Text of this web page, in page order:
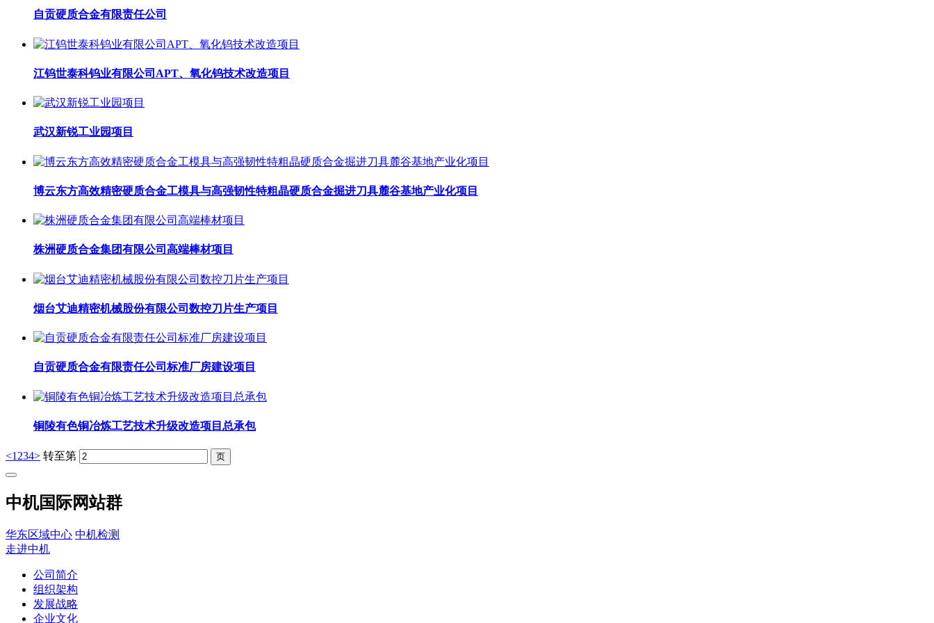
自贡硬质合金有限责任公司
江钨世泰科钨业有限公司APT、氧化钨技术改造项目
武汉新锐工业园项目
博云东方高效精密硬质合金工模具与高强韧性特粗晶硬质合金掘进刀具麓谷基地产业化项目
株洲硬质合金集团有限公司高端棒材项目
烟台艾迪精密机械股份有限公司数控刀片生产项目
自贡硬质合金有限责任公司标准厂房建设项目
铜陵有色铜冶炼工艺技术升级改造项目总承包
<1 234> 转至第
中机国际网站群
华东区域中心 中机检测
走进中机
公司简介
组织架构
发展战略
企业文化